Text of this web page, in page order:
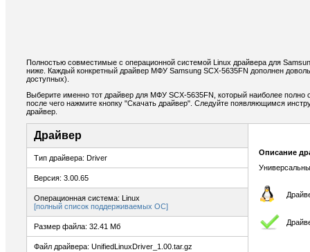
Полностью совместимые с операционной системой Linux драйвера для
ниже. Каждый конкретный драйвер МФУ Samsung SCX-5635FN дополнен
доступных).
Выберите именно тот драйвер для МФУ SCX-5635FN, который наиболее
после чего нажмите кнопку "Скачать драйвер". Следуйте появляющимся
драйвер.
Драйвер
Тип драйвера: Driver
Версия: 3.00.65
Операционная система: Linux
[полный список поддерживаемых ОС]
Размер файла: 32.41 Мб
Файл драйвера: UnifiedLinuxDriver_1.00.tar.gz
Описание